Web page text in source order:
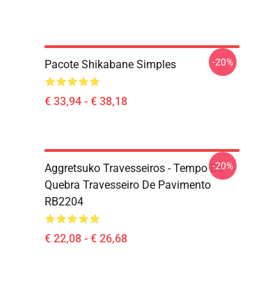
Pacote Shikabane Simples
€ 33,94 - € 38,18
-20%
Aggretsuko Travesseiros - Tempo De
Quebra Travesseiro De Pavimento
RB2204
€ 22,08 - € 26,68
-20%